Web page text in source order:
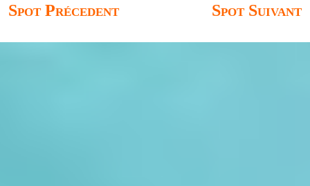
Spot Précedent Spot Suivant